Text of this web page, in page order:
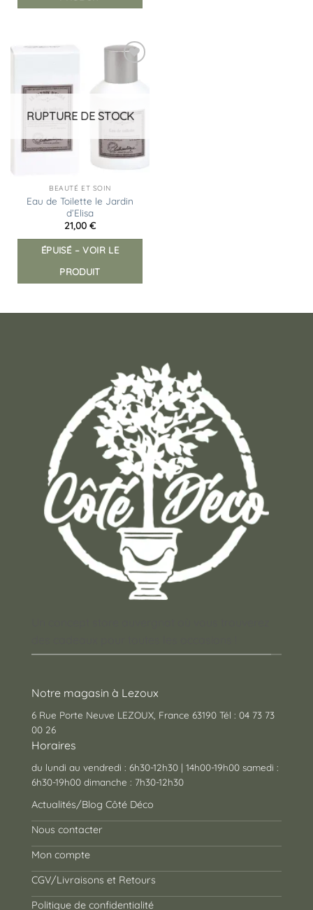
à la
RUPTURE DE STOCK
BEAUTÉ ET SOIN
Eau de Toilette le Jardin
d’Elisa
21,00 €
ÉPUISÉ – VOIR LE
PRODUIT
Notre magasin à Lezoux
6 Rue Porte Neuve LEZOUX, France 63190 Tél : 04 73 73
00 26
Horaires
du lundi au vendredi : 6h30-12h30 | 14h00-19h00 samedi :
6h30-19h00 dimanche : 7h30-12h30
Actualités/Blog Côté Déco
Nous contacter
Mon compte
CGV/Livraisons et Retours
Politique de confidentialité